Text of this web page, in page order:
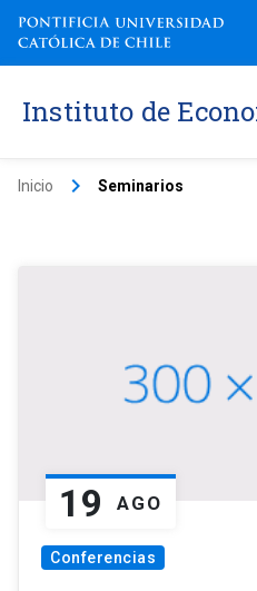
Instituto de
Inicio keyboard_arrow_right Seminarios
19 AGO
Conferencias